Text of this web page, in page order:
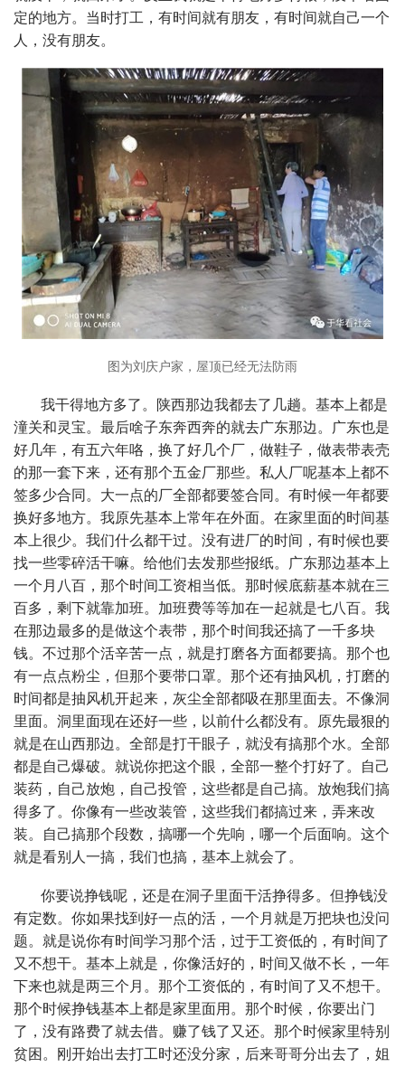
定的地方。当时打工，有时间就有朋友，有时间就自己一个
人，没有朋友。
图为刘庆户家，屋顶已经无法防雨
我干得地方多了。陕西那边我都去了几趟。基本上都是
潼关和灵宝。最后啥子东奔西奔的就去广东那边。广东也是
好几年，有五六年咯，换了好几个厂，做鞋子，做表带表壳
的那一套下来，还有那个五金厂那些。私人厂呢基本上都不
签多少合同。大一点的厂全部都要签合同。有时候一年都要
换好多地方。我原先基本上常年在外面。在家里面的时间基
本上很少。我们什么都干过。没有进厂的时间，有时候也要
找一些零碎活干嘛。给他们去发那些报纸。广东那边基本上
一个月八百，那个时间工资相当低。那时候底薪基本就在三
百多，剩下就靠加班。加班费等等加在一起就是七八百。我
在那边最多的是做这个表带，那个时间我还搞了一千多块
钱。不过那个活辛苦一点，就是打磨各方面都要搞。那个也
有一点点粉尘，但那个要带口罩。那个还有抽风机，打磨的
时间都是抽风机开起来，灰尘全部都吸在那里面去。不像洞
里面。洞里面现在还好一些，以前什么都没有。原先最狠的
就是在山西那边。全部是打干眼子，就没有搞那个水。全部
都是自己爆破。就说你把这个眼，全部一整个打好了。自己
装药，自己放炮，自己投管，这些都是自己搞。放炮我们搞
得多了。你像有一些改装管，这些我们都搞过来，弄来改
装。自己搞那个段数，搞哪一个先响，哪一个后面响。这个
就是看别人一搞，我们也搞，基本上就会了。
你要说挣钱呢，还是在洞子里面干活挣得多。但挣钱没
有定数。你如果找到好一点的活，一个月就是万把块也没问
题。就是说你有时间学习那个活，过于工资低的，有时间了
又不想干。基本上就是，你像活好的，时间又做不长，一年
下来也就是两三个月。那个工资低的，有时间了又不想干。
那个时候挣钱基本上都是家里面用。那个时候，你要出门
了，没有路费了就去借。赚了钱了又还。那个时候家里特别
贫困。刚开始出去打工时还没分家，后来哥哥分出去了，姐